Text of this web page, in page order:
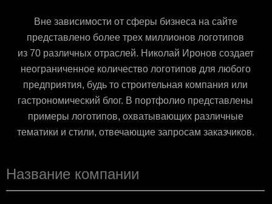
Вне зависимости от сферы бизнеса на сайте
представлено более трех миллионов логотипов
из 70 различных отраслей. Николай Иронов создает
неограниченное количество логотипов для любого
предприятия, будь то строительная компания или
гастрономический блог. В портфолио представлены
примеры логотипов, охватывающих различные
тематики и стили, отвечающие запросам заказчиков.